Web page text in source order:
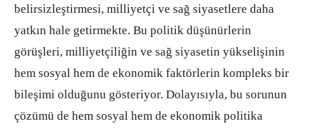
belirsizleştirmesi, milliyetçi ve sağ siyasetlere daha
yatkın hale getirmekte. Bu politik düşünürlerin
görüşleri, milliyetçiliğin ve sağ siyasetin yükselişinin
hem sosyal hem de ekonomik faktörlerin kompleks bir
bileşimi olduğunu gösteriyor. Dolayısıyla, bu sorunun
çözümü de hem sosyal hem de ekonomik politika